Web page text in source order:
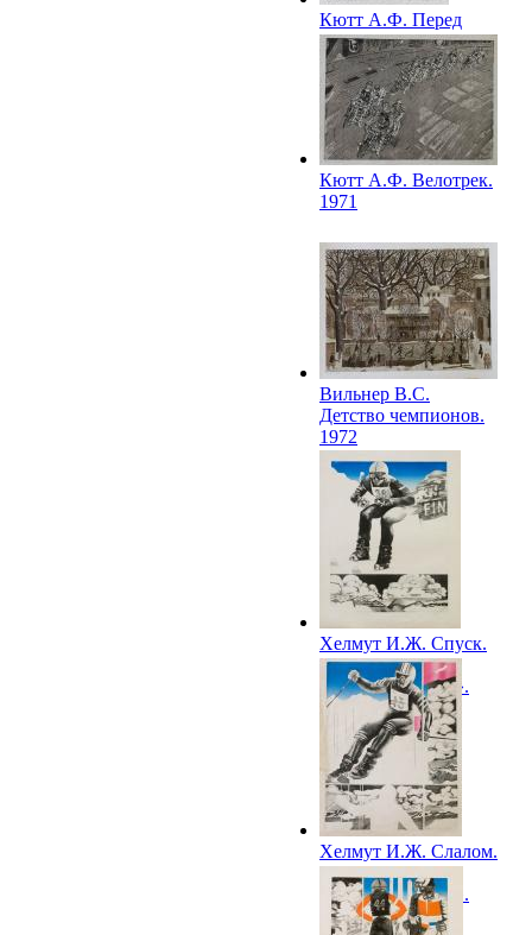
Кютт А.Ф. Перед
стартом. 1971
Кютт А.Ф. Велотрек.
1971
Вильнер В.С.
Детство чемпионов.
1972
Хелмут И.Ж. Спуск.
Из цикла
«Горнолыжники».
1978
Хелмут И.Ж. Слалом.
Из цикла
«Горнолыжники».
1979